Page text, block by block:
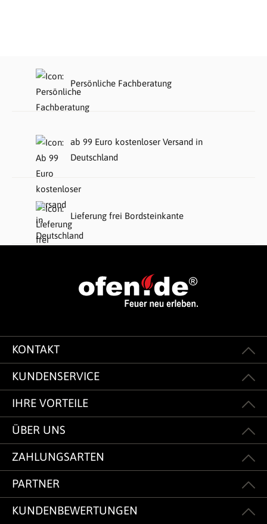
Persönliche Fachberatung
ab 99 Euro kostenloser Versand in
Deutschland
Lieferung frei Bordsteinkante
KONTAKT
KUNDENSERVICE
IHRE VORTEILE
ÜBER UNS
ZAHLUNGSARTEN
PARTNER
KUNDENBEWERTUNGEN